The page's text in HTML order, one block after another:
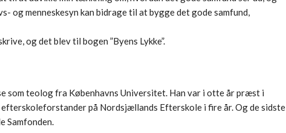
og menneskesyn kan bidrage til at bygge det gode samfund,
og det blev til bogen ”Byens Lykke”.
som teolog fra Københavns Universitet. Han var i otte år præst i
på Nordsjællands Efterskole i fire år. Og de sidste
Samfonden.